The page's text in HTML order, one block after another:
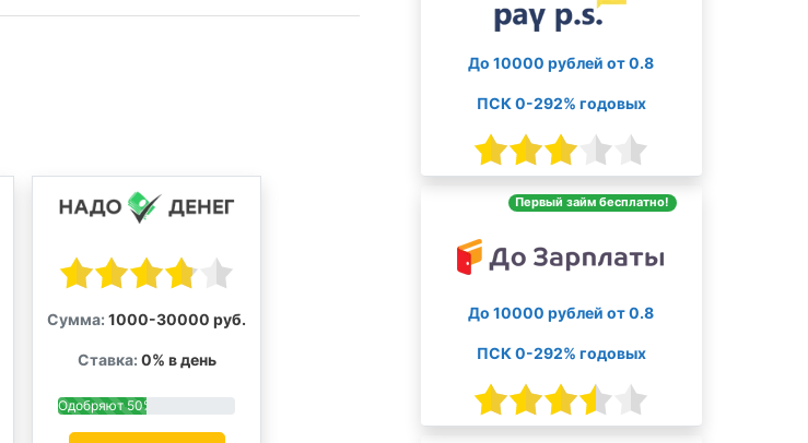
Сумма: 1000-30000 руб.
Ставка: 0% в день
Одобряют 50%
До 10000 рублей от 0.8
ПСК 0-292% годовых
Первый займ бесплатно!
До 10000 рублей от 0.8
ПСК 0-292% годовых